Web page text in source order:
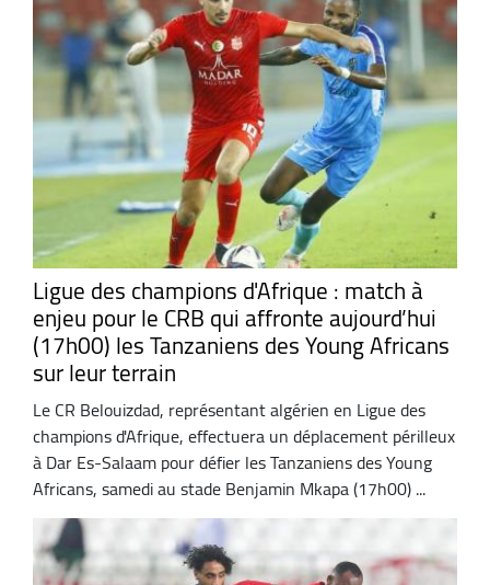
Ligue des champions d'Afrique : match à
enjeu pour le CRB qui affronte aujourd’hui
(17h00) les Tanzaniens des Young Africans
sur leur terrain
Le CR Belouizdad, représentant algérien en Ligue des
champions d'Afrique, effectuera un déplacement périlleux
à Dar Es-Salaam pour défier les Tanzaniens des Young
Africans, samedi au stade Benjamin Mkapa (17h00) ...